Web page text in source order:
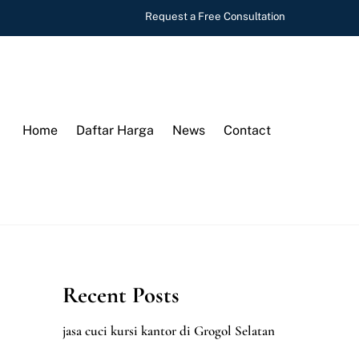
Request a Free Consultation
Home Daftar Harga News Contact
Recent Posts
jasa cuci kursi kantor di Grogol Selatan